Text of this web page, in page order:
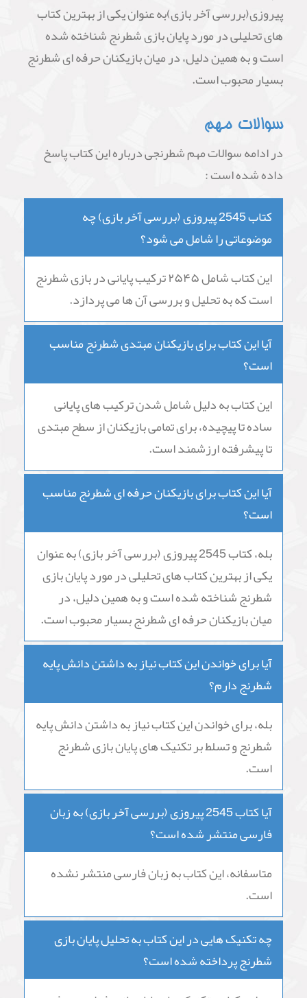
پیروزی(بررسی آخر بازی)به عنوان یکی از بهترین کتاب
های تحلیلی در مورد پایان بازی شطرنج شناخته شده
است و به همین دلیل، در میان بازیکنان حرفه ای شطرنج
بسیار محبوب است.
سوالات مهم
در ادامه سوالات مهم شطرنجی درباره این کتاب پاسخ
داده شده است :
کتاب 2545 پیروزی (بررسی آخر بازی) چه
موضوعاتی را شامل می شود؟
این کتاب شامل ۲۵۴۵ ترکیب پایانی در بازی شطرنج
است که به تحلیل و بررسی آن ها می پردازد.
آیا این کتاب برای بازیکنان مبتدی شطرنج مناسب
است؟
این کتاب به دلیل شامل شدن ترکیب های پایانی
ساده تا پیچیده، برای تمامی بازیکنان از سطح مبتدی
تا پیشرفته ارزشمند است.
آیا این کتاب برای بازیکنان حرفه ای شطرنج مناسب
است؟
بله، کتاب 2545 پیروزی (بررسی آخر بازی) به عنوان
یکی از بهترین کتاب های تحلیلی در مورد پایان بازی
شطرنج شناخته شده است و به همین دلیل، در
میان بازیکنان حرفه ای شطرنج بسیار محبوب است.
آیا برای خواندن این کتاب نیاز به داشتن دانش پایه
شطرنج دارم؟
بله، برای خواندن این کتاب نیاز به داشتن دانش پایه
شطرنج و تسلط بر تکنیک های پایان بازی شطرنج
است.
آیا کتاب 2545 پیروزی (بررسی آخر بازی) به زبان
فارسی منتشر شده است؟
متاسفانه، این کتاب به زبان فارسی منتشر نشده
است.
چه تکنیک هایی در این کتاب به تحلیل پایان بازی
شطرنج پرداخته شده است؟